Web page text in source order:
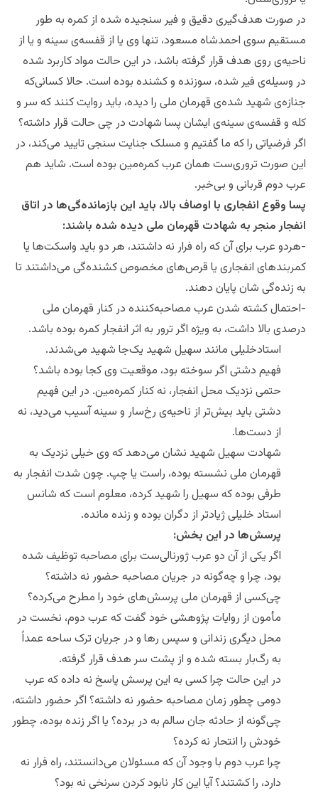
در صورت هدف‌گیری دقیق و فیر سنجیده شده از کمره به طور
مستقیم سوی احمدشاه مسعود، تنها وی یا از قفسه‌ی سینه و یا از
ناحیه‌ی روی هدف قرار گرفته باشد، در این حالت مواد کاربرد شده
در وسیله‌ی فیر شده، سوزنده‌ ‌و کشنده بوده است. حالا کسانی‌که
جنازه‌ی شهید شده‌‌ی قهرمان ملی را دیده، باید روایت کنند که سر و
کله و قفسه‌ی سینه‌ی ایشان پسا شهادت در چی حالت قرار داشته؟
اگر فرضیاتی را که ما گفتیم و مسلک جنایت سنجی تایید می‌کند، در
این صورت تروری‌ست همان عرب کمره‌مین بوده است. شاید هم
عرب دوم قربانی و بی‌خبر.
پسا وقوع انفجاری با اوصاف بالا، باید این بازمانده‌گی‌ها در اتاق
انفجار منجر به شهادت قهرمان ملی دیده شده باشند:
-هردو عرب برای آن که راه‌ فرار نه داشتند، هر دو باید واسکت‌ها یا
کمربندهای انفجاری یا قرص‌های مخصوص کشنده‌گی می‌داشتند تا
به زنده‌گی شان پایان دهند.
-احتمال کشته شدن عرب مصاحبه‌کننده در کنار قهرمان ملی
درصدی بالا داشت، به ویژه اگر ترور به اثر انفجار کمره بوده باشد.
استادخلیلی مانند سهیل شهید یک‌جا شهید می‌شدند.
فهیم دشتی اگر سوخته بود، موقعیت وی کجا بوده باشد؟
حتمی نزدیک محل انفجار، نه کنار کمره‌مین. در این فهیم
دشتی باید بیش‌تر از ناحیه‌ی رخ‌سار ‌و سینه آسیب می‌دید، نه
از دست‌ها.
شهادت سهیل شهید نشان می‌دهد که وی خیلی نزدیک به
قهرمان ملی نشسته بوده، راست یا چپ. چون شدت انفجار به
طرفی بوده که سهیل را شهید کرده، معلوم است که شانس
استاد خلیلی ژیادتر از دگران بوده و زنده مانده.
پرسش‌ها در این بخش:
اگر یکی از آن دو عرب ژورنالی‌ست برای مصاحبه توظیف شده
بود، چرا ‌و چه‌گونه در جریان مصاحبه حضور نه داشته؟
چی‌کسی از قهرمان ملی پرسش‌های خود را مطرح می‌کرده؟
مأمون از روایات پژوهشی خود گفت که عرب دوم، نخست در
محل دیگری زندانی و سپس رها و در جریان ترک ساحه عمداً
به رگ‌بار بسته شده ‌و از پشت سر هدف قرار گرفته.
در این حالت چرا کسی به این پرسش پاسخ نه داده که عرب
دومی چطور زمان مصاحبه حضور نه داشته؟ اگر حضور داشته،‌
چی‌گونه از حادثه جان سالم به در برده؟ یا اگر زنده بوده، چطور
خودش را انتحار نه کرده؟
چرا عرب دوم با وجود آن که مسئولان می‌دانستند، راه فرار نه
دارد، را کشتند؟ آیا این کار نابود کردن سرنخی نه بود؟